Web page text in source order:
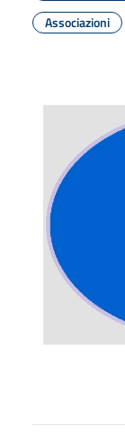
Associazioni